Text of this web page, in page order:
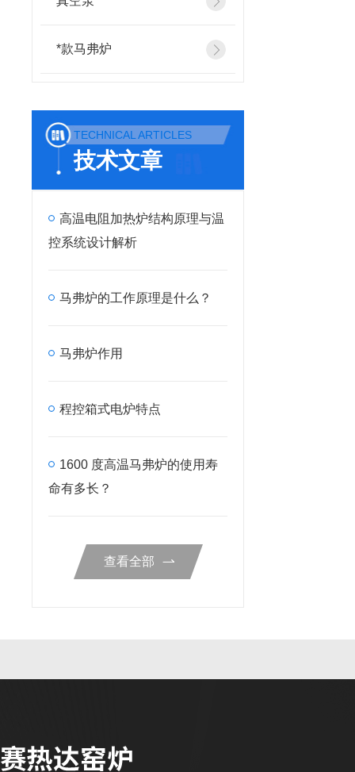
*款马弗炉
TECHNICAL ARTICLES
技术文章
高温电阻加热炉结构原理与温
控系统设计解析
马弗炉的工作原理是什么？
马弗炉作用
程控箱式电炉特点
1600 度高温马弗炉的使用寿
命有多长？
查看全部